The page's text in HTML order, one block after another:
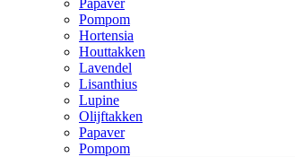
Pompom
Hortensia
Houttakken
Lavendel
Lisanthius
Lupine
Olijftakken
Papaver
Pompom